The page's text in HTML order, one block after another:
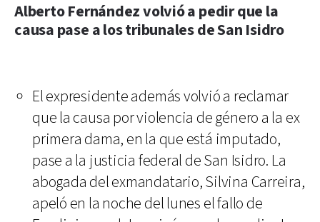
Alberto Fernández volvió a pedir que la
causa pase a los tribunales de San Isidro
El expresidente además volvió a reclamar
que la causa por violencia de género a la ex
primera dama, en la que está imputado,
pase a la justicia federal de San Isidro. La
abogada del exmandatario, Silvina Carreira,
apeló en la noche del lunes el fallo de